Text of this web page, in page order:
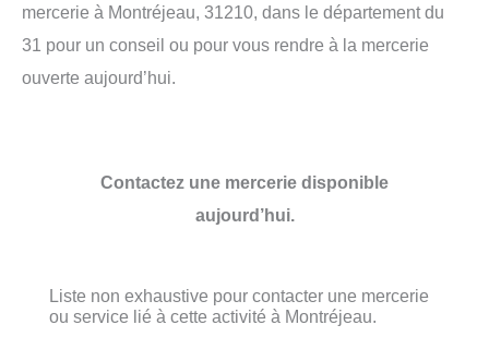
mercerie à Montréjeau, 31210, dans le département du
31 pour un conseil ou pour vous rendre à la mercerie
ouverte aujourd’hui.
Contactez une mercerie disponible
aujourd’hui.
Liste non exhaustive pour contacter une mercerie
ou service lié à cette activité à Montréjeau.